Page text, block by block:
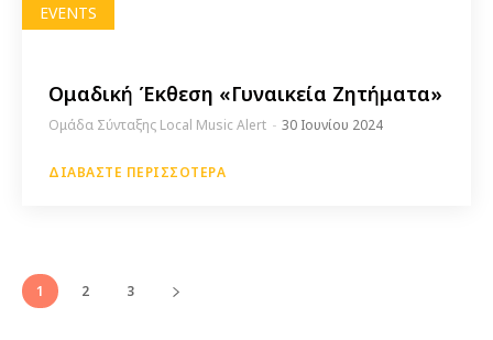
EVENTS
Ομαδική Έκθεση «Γυναικεία Ζητήματα»
Ομάδα Σύνταξης Local Music Alert - 30 Ιουνίου 2024
ΔΙΑΒΆΣΤΕ ΠΕΡΙΣΣΌΤΕΡΑ
1 2 3